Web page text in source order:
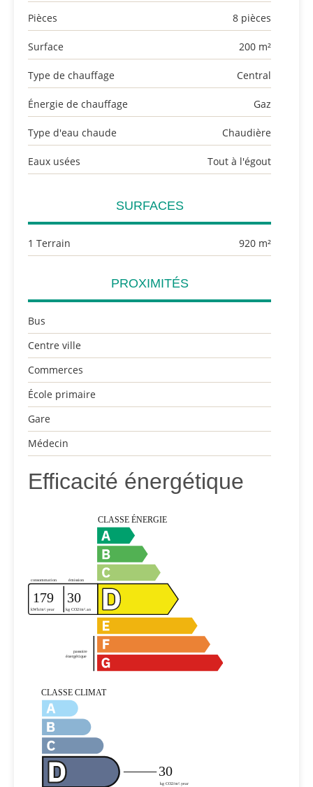
Pièces 8 pièces
Surface 200 m²
Type de chauffage Central
Énergie de chauffage Gaz
Type d'eau chaude Chaudière
Eaux usées Tout à l'égout
SURFACES
1 Terrain 920 m²
PROXIMITÉS
Bus
Centre ville
Commerces
École primaire
Gare
Médecin
Efficacité énergétique